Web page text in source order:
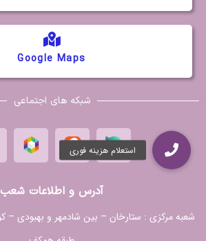
آدرس و اطلاعات شعب
شعبه مرکزی :
Google Maps
شبکه های اجتماعی